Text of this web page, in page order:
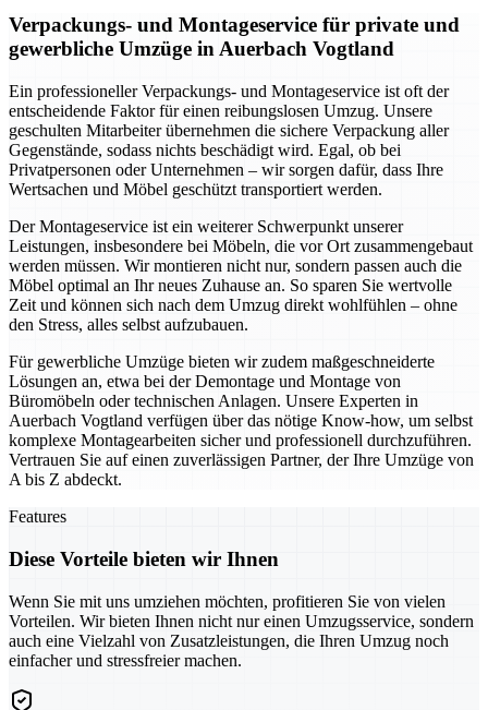
Verpackungs- und Montageservice für private und
gewerbliche Umzüge in Auerbach Vogtland
Ein professioneller Verpackungs- und Montageservice ist oft der
entscheidende Faktor für einen reibungslosen Umzug. Unsere
geschulten Mitarbeiter übernehmen die sichere Verpackung aller
Gegenstände, sodass nichts beschädigt wird. Egal, ob bei
Privatpersonen oder Unternehmen – wir sorgen dafür, dass Ihre
Wertsachen und Möbel geschützt transportiert werden.
Der Montageservice ist ein weiterer Schwerpunkt unserer
Leistungen, insbesondere bei Möbeln, die vor Ort zusammengebaut
werden müssen. Wir montieren nicht nur, sondern passen auch die
Möbel optimal an Ihr neues Zuhause an. So sparen Sie wertvolle
Zeit und können sich nach dem Umzug direkt wohlfühlen – ohne
den Stress, alles selbst aufzubauen.
Für gewerbliche Umzüge bieten wir zudem maßgeschneiderte
Lösungen an, etwa bei der Demontage und Montage von
Büromöbeln oder technischen Anlagen. Unsere Experten in
Auerbach Vogtland verfügen über das nötige Know-how, um selbst
komplexe Montagearbeiten sicher und professionell durchzuführen.
Vertrauen Sie auf einen zuverlässigen Partner, der Ihre Umzüge von
A bis Z abdeckt.
Features
Diese Vorteile bieten wir Ihnen
Wenn Sie mit uns umziehen möchten, profitieren Sie von vielen
Vorteilen. Wir bieten Ihnen nicht nur einen Umzugsservice, sondern
auch eine Vielzahl von Zusatzleistungen, die Ihren Umzug noch
einfacher und stressfreier machen.